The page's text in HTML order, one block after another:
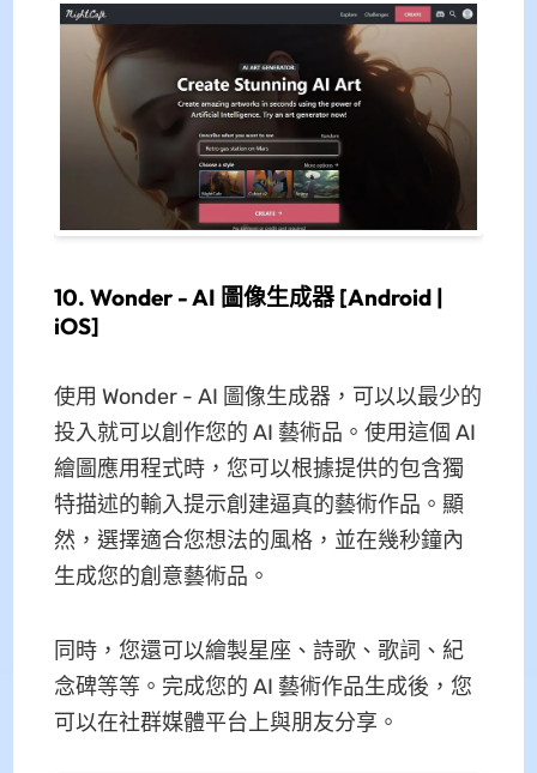
10. Wonder - AI 圖像生成器 [Android |
iOS]
使用 Wonder - AI 圖像生成器，可以以最少的
投入就可以創作您的 AI 藝術品。使用這個 AI
繪圖應用程式時，您可以根據提供的包含獨
特描述的輸入提示創建逼真的藝術作品。顯
然，選擇適合您想法的風格，並在幾秒鐘內
生成您的創意藝術品。
同時，您還可以繪製星座、詩歌、歌詞、紀
念碑等等。完成您的 AI 藝術作品生成後，您
可以在社群媒體平台上與朋友分享。